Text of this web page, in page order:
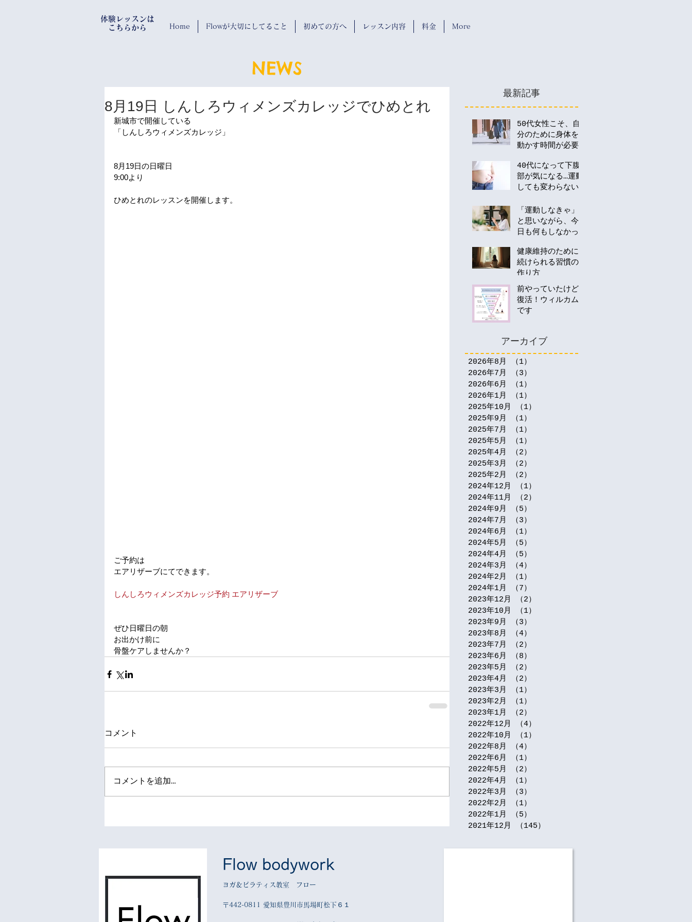
Home Flowが大切にしてること 初めての方へ レッスン内容 料金 More
​体験レッスンは
​ こちらから
NEWS
8月19日 しんしろウィメンズカレッジでひめとれ
新城市で開催している
「しんしろウィメンズカレッジ」
8月19日の日曜日
9:00より
ひめとれのレッスンを開催します。
ご予約は
エアリザーブにてできます。
しんしろウィメンズカレッジ予約 エアリザーブ
ぜひ日曜日の朝
お出かけ前に
骨盤ケアしませんか？
コメント
コメントを追加…
最新記事
50代女性こそ、自
分のために身体を
動かす時間が必要
40代になって下腹
部が気になる…運動
しても変わらない
「運動しなきゃ」
と思いながら、今
日も何もしなかっ
代・50代の運動は
何から始める？
健康維持のために
続けられる習慣の
作り方
前やっていたけど
復活！ウィルカム
です
アーカイブ
2026年8月 （1）
2026年7月
（3）
2026年6月
（1）
2026年1月
（1）
2025年10月
（1）
2025年9月
（1）
2025年7月
（1）
2025年5月
（1）
2025年4月
（2）
2025年3月
（2）
2025年2月
（2）
2024年12月
（1）
2024年11月
（2）
2024年9月
（5）
2024年7月
（3）
2024年6月
（1）
2024年5月
（5）
2024年4月
（5）
2024年3月
（4）
2024年2月
（1）
2024年1月
（7）
2023年12月
（2）
2023年10月
（1）
2023年9月
（3）
2023年8月
（4）
2023年7月
（2）
2023年6月
（8）
2023年5月
（2）
2023年4月
（2）
2023年3月
（1）
2023年2月
（1）
2023年1月
（2）
2022年12月
（4）
2022年10月
（1）
2022年8月
（4）
2022年6月
（1）
2022年5月
（2）
2022年4月
（1）
2022年3月
（3）
2022年2月
（1）
2022年1月
（5）
2021年12月
（145）
Flow bodywork
ヨガ＆ピラティス教室 フロー
〒442-0811 愛知県豊川市馬場町松下６１